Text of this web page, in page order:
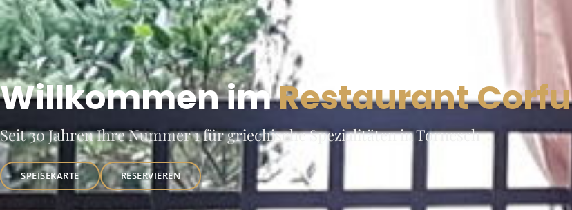
Willkommen imRestaurant Corfu
Seit 30 Jahren Ihre Nummer 1 für griechische Spezialitäten in Tornesch
SPEISEKARTE RESERVIEREN